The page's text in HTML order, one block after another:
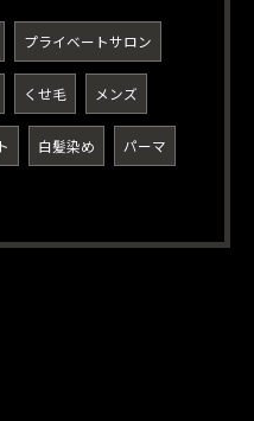
プライベートサロン
くせ毛 メンズ
白髪染め パーマ